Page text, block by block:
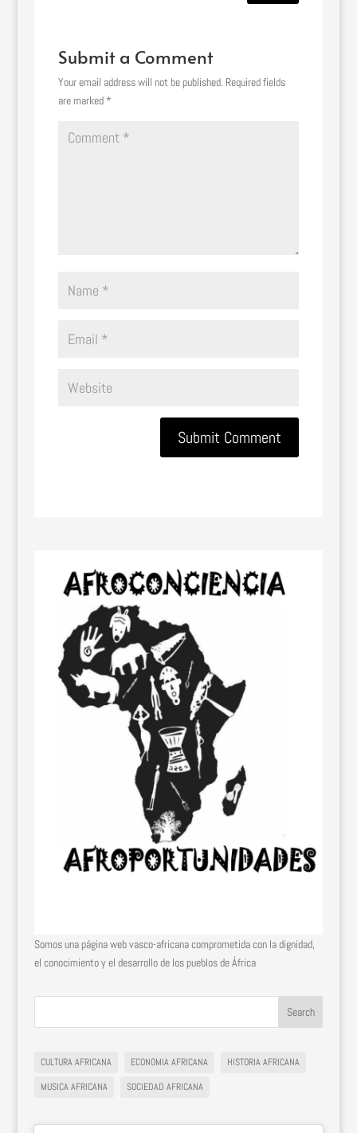
Submit a Comment
Your email address will not be published. Required fields
are marked *
Somos una página web vasco-africana comprometida con la dignidad,
el conocimiento y el desarrollo de los pueblos de África
CULTURA AFRICANA ECONOMIA AFRICANA
HISTORIA AFRICANA
MUSICA AFRICANA
SOCIEDAD AFRICANA